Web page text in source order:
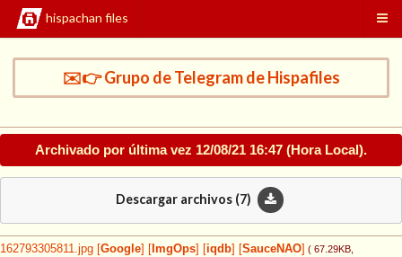
hispachan files
✉️👉 Grupo de Telegram de Hispafiles
Archivado por última vez 12/08/21 16:47 (Hora Local).
Descargar archivos (7)
162793305811.jpg Google ImgOps iqdb SauceNAO ( 67.29KB